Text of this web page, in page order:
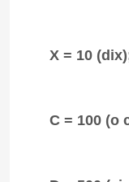
X = 10
C = 100 (o